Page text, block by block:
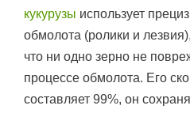
кукурузы использует
обмолота (ролики и
что ни одно зерно не
процессе обмолота. Его
составляет 99%, он